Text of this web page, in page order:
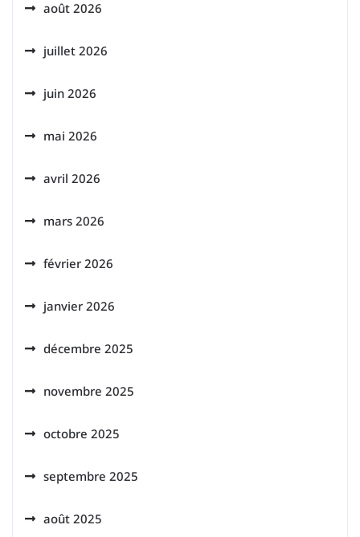
août 2026
juillet 2026
juin 2026
mai 2026
avril 2026
mars 2026
février 2026
janvier 2026
décembre 2025
novembre 2025
octobre 2025
septembre 2025
août 2025